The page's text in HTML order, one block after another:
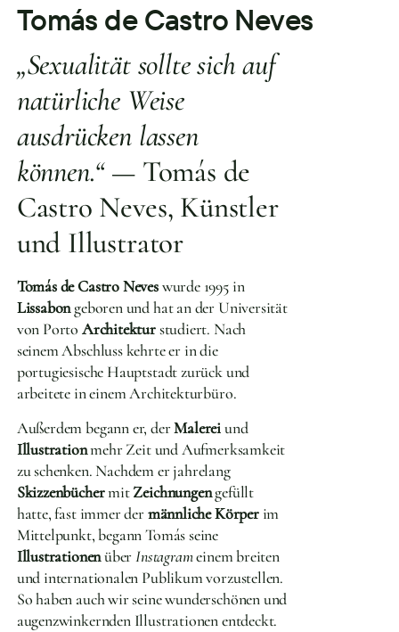
Tomás de Castro Neves
„Sexualität sollte sich auf
natürliche Weise
ausdrücken lassen
können.“— Tomás de
Castro Neves, Künstler
und Illustrator
Tomás de Castro Neveswurde 1995 in
Lissabongeboren und hat an der Universität
von Porto Architekturstudiert. Nach
seinem Abschluss kehrte er in die
portugiesische Hauptstadt zurück und
arbeitete in einem Architekturbüro.
Außerdem begann er, derMalereiund
Illustrationmehr Zeit und Aufmerksamkeit
zu schenken. Nachdem er jahrelang
SkizzenbüchermitZeichnungengefüllt
hatte, fast immer dermännliche Körperim
Mittelpunkt, begann Tomás seine
IllustrationenüberInstagrameinem breiten
und internationalen Publikum vorzustellen.
So haben auch wir seine wunderschönen und
augenzwinkernden Illustrationen entdeckt.